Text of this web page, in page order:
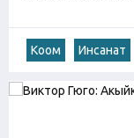
Коом Инсанат